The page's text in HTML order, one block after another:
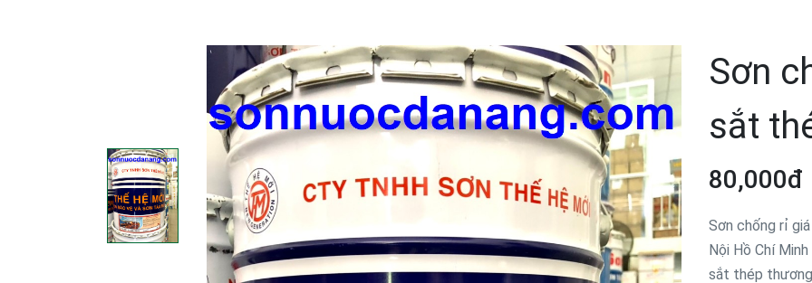
Sơn
sắt
80,000đ
Sơn chống rỉ
Nội Hồ Chí
sắt thép thương